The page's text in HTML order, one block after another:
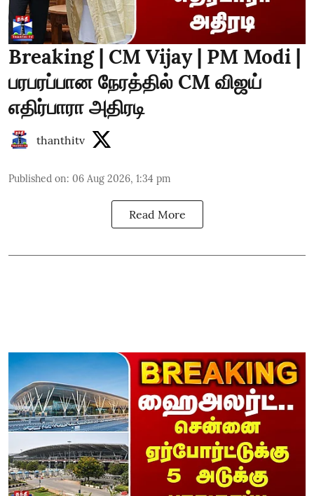
Breaking | CM Vijay | PM Modi |
பரபரப்பான நேரத்தில் CM விஜய்
எதிர்பாரா அதிரடி
thanthitv
Published on: 06 Aug 2026, 1:34 pm
Read More